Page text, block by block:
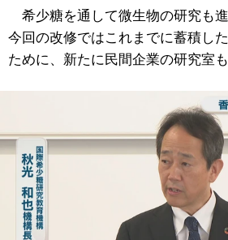
希少糖を通して微生物の研究も進
今回の改修ではこれまでに蓄積し
ために、新たに民間企業の研究室も